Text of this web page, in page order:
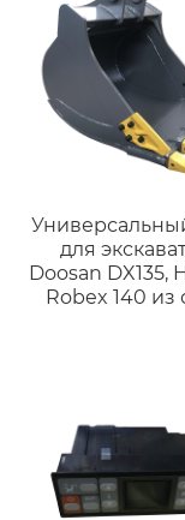
для
Doosan DX135,
Robex 140 из